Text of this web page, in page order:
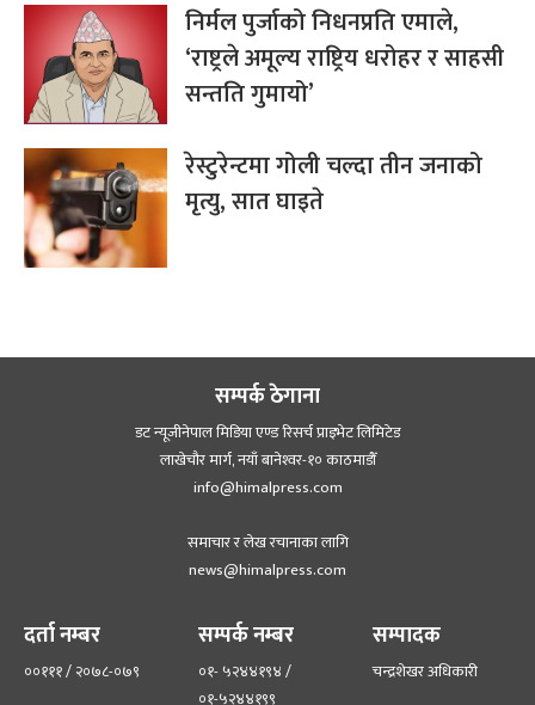
निर्मल पुर्जाको निधनप्रति एमाले,
‘राष्ट्रले अमूल्य राष्ट्रिय धरोहर र साहसी
सन्तति गुमायो’
रेस्टुरेन्टमा गोली चल्दा तीन जनाको
मृत्यु, सात घाइते
सम्पर्क ठेगाना
डट न्यूजीनेपाल मिडिया एण्ड रिसर्च प्राइभेट लिमिटेड
लाखेचौर मार्ग, नयाँ बानेश्‍वर-१० काठमाडौँ
info@himalpress.com
समाचार र लेख रचानाका लागि
news@himalpress.com
दर्ता नम्बर
००१११ / २०७८-०७९
सम्पर्क नम्बर
०१- ५२४४१९४ /
०१-५२४४१९९
सम्पादक
चन्द्रशेखर अधिकारी